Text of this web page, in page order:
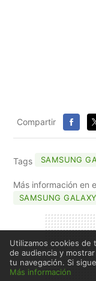
Compartir
X
Tags SAMSUNG
Más información en
SAMSUNG
Utilizamos cookies de
de audiencia y
tu navegación. Si
Más información